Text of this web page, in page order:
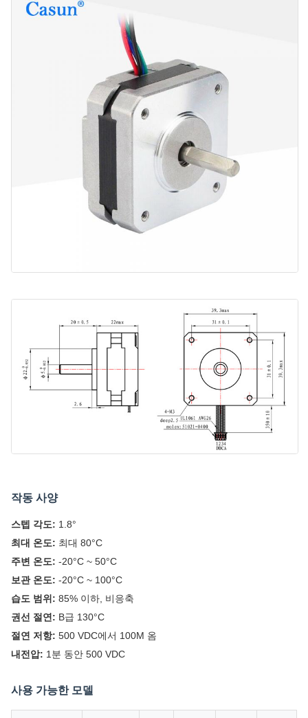
작동 사양
스텝 각도: 1.8°
최대 온도: 최대 80°C
주변 온도: -20°C ~ 50°C
보관 온도: -20°C ~ 100°C
습도 범위: 85% 이하, 비응축
권선 절연: B급 130°C
절연 저항: 500 VDC에서 100M 옴
내전압: 1분 동안 500 VDC
사용 가능한 모델